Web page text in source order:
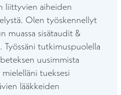
liittyvien aiheiden
Olen työskennellyt
muassa sisätaudit &
Työssäni tutkimuspuolella
uusimmista
tueksesi
lääkkeiden